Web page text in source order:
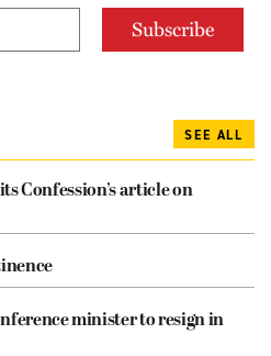
SEE ALL
Confession’s article on
minister to resign in